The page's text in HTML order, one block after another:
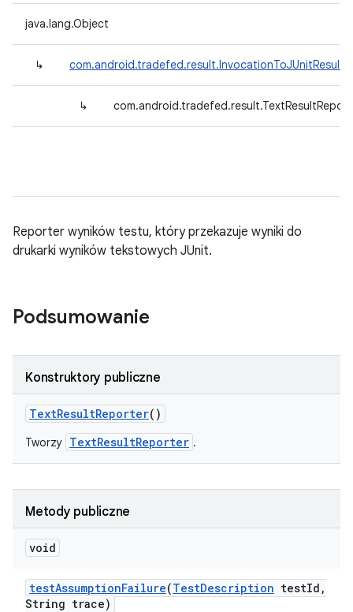
java.lang.Object
↳
↳
Reporter wyników testu, który przekazuje wyniki do
drukarki wyników tekstowych JUnit.
Podsumowanie
Konstruktory publiczne
TextResultReporter()
Tworzy TextResultReporter .
Metody publiczne
void
testAssumptionFailure(TestDescription testId ,
String trace)